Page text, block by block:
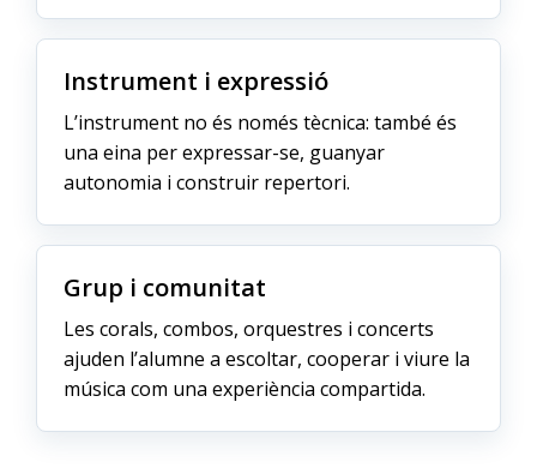
Instrument i expressió
L’instrument no és només tècnica: també és
una eina per expressar-se, guanyar
autonomia i construir repertori.
Grup i comunitat
Les corals, combos, orquestres i concerts
ajuden l’alumne a escoltar, cooperar i viure la
música com una experiència compartida.